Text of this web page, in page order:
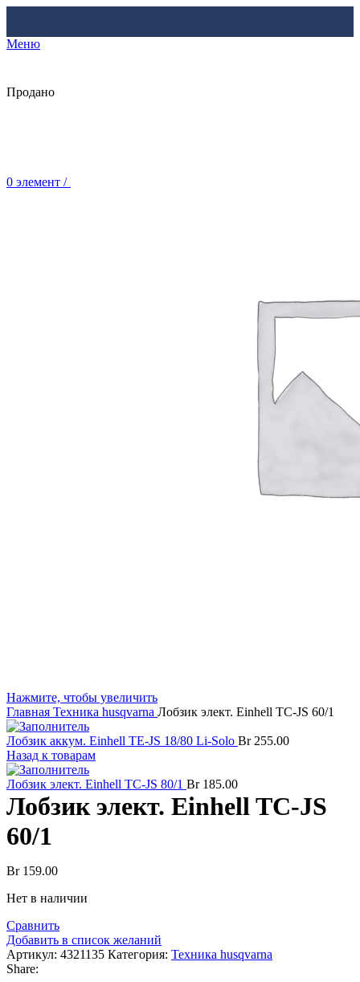
Меню
0 элемент / Br
Продано
Нажмите, чтобы увеличить
Главная Техника husqvarna Лобзик элект. Einhell TC-JS 60/1
Лобзик аккум. Einhell TE-JS 18/80 Li-Solo Br255.00
Назад к товарам
Лобзик элект. Einhell TC-JS 80/1 Br185.00
Лобзик элект. Einhell TC-JS
60/1
Br159.00
Нет в наличии
Сравнить
Добавить в список желаний
Артикул: 4321135 Категория: Техника husqvarna
Share: